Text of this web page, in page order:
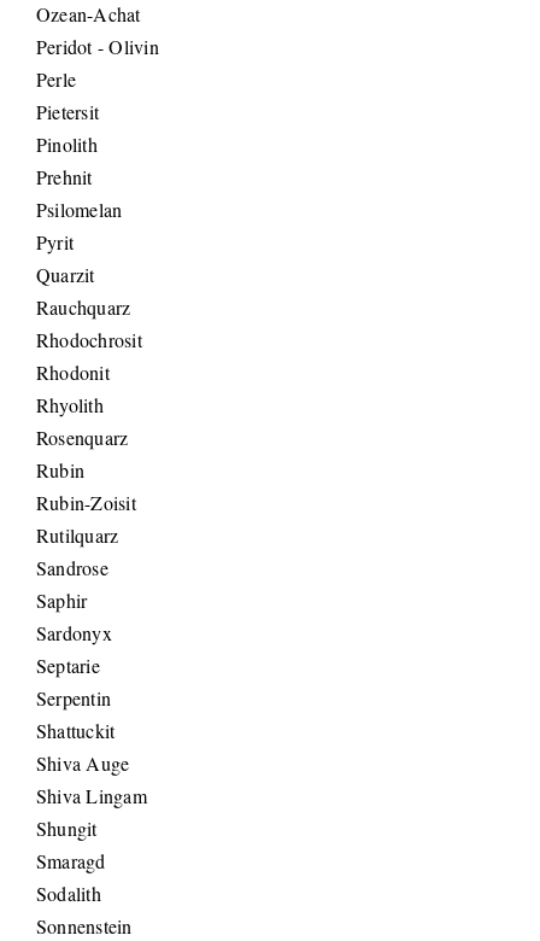
Ozean-Achat
Peridot - Olivin
Perle
Pietersit
Pinolith
Prehnit
Psilomelan
Pyrit
Quarzit
Rauchquarz
Rhodochrosit
Rhodonit
Rhyolith
Rosenquarz
Rubin
Rubin-Zoisit
Rutilquarz
Sandrose
Saphir
Sardonyx
Septarie
Serpentin
Shattuckit
Shiva Auge
Shiva Lingam
Shungit
Smaragd
Sodalith
Sonnenstein